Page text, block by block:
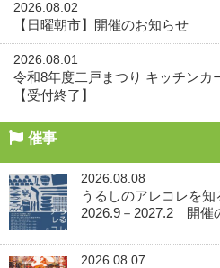
2026.08.02
【日曜朝市】開催のお知らせ
2026.08.01
令和8年度二戸まつり キッチンカ
【受付終了】
催事
2026.08.08
うるしのアレコレを
2026.9－2027.2 開催
2026.08.07